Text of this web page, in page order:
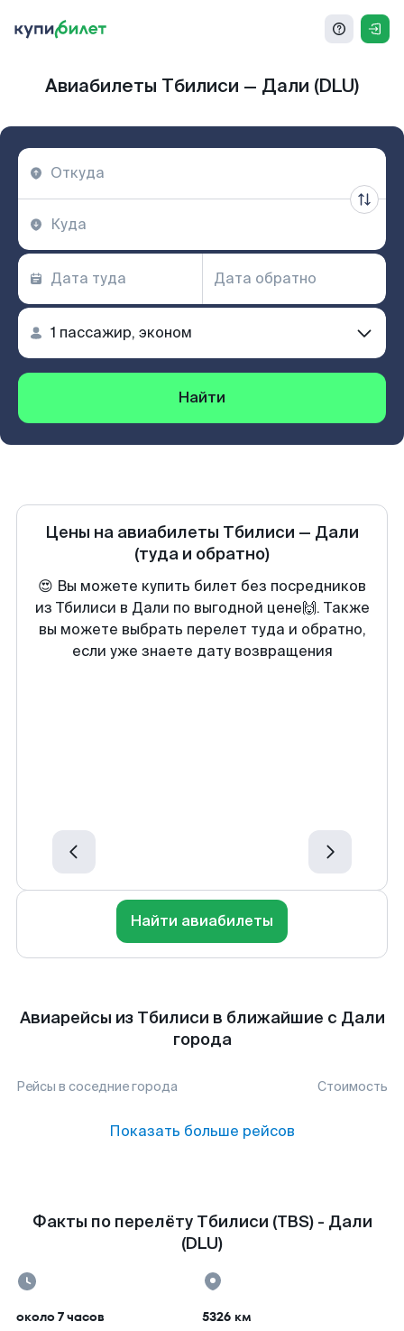
Авиабилеты Тбилиси — Дали (DLU)
Найти
Цены на авиабилеты Тбилиси — Дали
(туда и обратно)
😍 Вы можете купить билет без посредников
из Тбилиси в Дали по выгодной цене🙌. Также
вы можете выбрать перелет туда и обратно,
если уже знаете дату возвращения
Найти авиабилеты
Авиарейсы из Тбилиси в ближайшие с Дали
города
Рейсы в соседние города Стоимость
Показать больше рейсов
Факты по перелёту Тбилиси (TBS) - Дали
(DLU)
около 7 часов 5326 км